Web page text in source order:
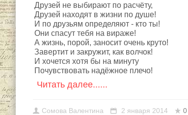
Друзей не выбирают по расчёту,
Друзей находят в жизни по душе!
И по друзьям определяют - кто ты!
Они спасут тебя на вираже!
А жизнь, порой, заносит очень круто!
Завертит и закружит, как волчок!
И хочется хотя бы на минуту
Почувствовать надёжное плечо!
Читать далее......
Сомовa Валентина 2 января 2014 0